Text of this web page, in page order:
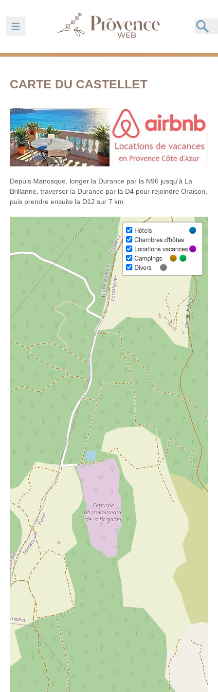
Ouvrir la barre de navigation
CARTE DU CASTELLET
Depuis Manosque, longer la Durance par la N96 jusqu'à La
Brillanne, traverser la Durance par la D4 pour rejoindre Oraison,
puis prendre ensuite la D12 sur 7 km.
Hôtels
Chambres d'hôtes
Locations vacances
Campings
Divers